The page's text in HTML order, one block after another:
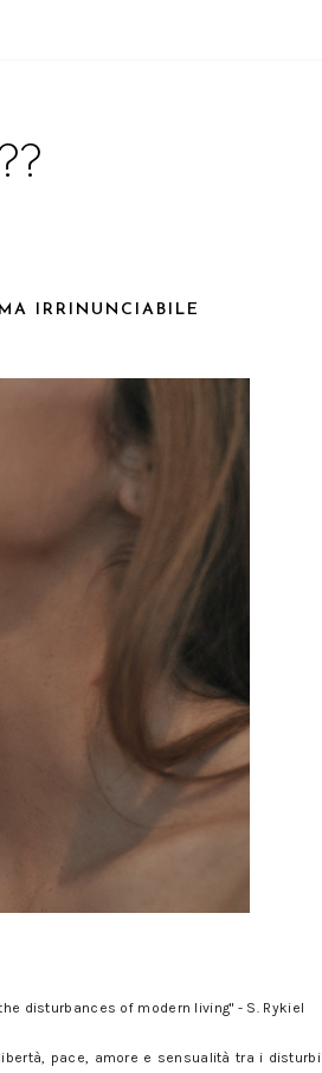
IRRINUNCIABILE
disturbances of modern living" - S. Rykiel
pace, amore e sensualità tra i disturbi